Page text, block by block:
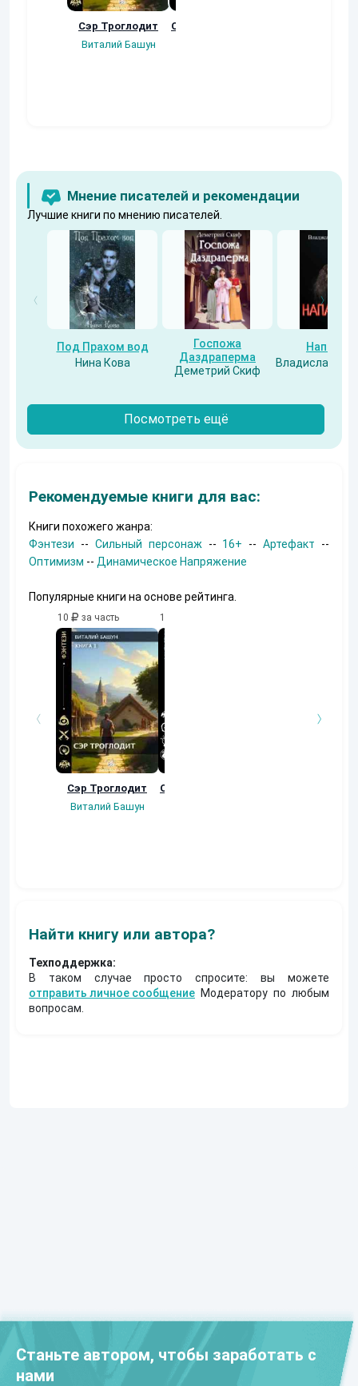
Сэр Троглодит
Виталий Башун
Осколки прошлого
Мнение писателей и рекомендации
Лучшие книги по мнению писателей.
Под Прахом вод
Нина Кова
Госпожа
Даздраперма
Деметрий Скиф
Напарник
Владислав
Посмотреть ещё
Рекомендуемые книги для вас:
Книги похожего жанра:
Фэнтези -- Сильный персонаж-- 16+ --Артефакт --
Оптимизм -- Динамическое Напряжение
Популярные книги на основе рейтинга.
10 за часть
Сэр Троглодит
Виталий Башун
10
Осколки прошлого
Найти книгу или автора?
Техподдержка:
В таком случае просто спросите: вы можете
отправить личное сообщение Модератору по любым
вопросам.
Станьте автором, чтобы заработать с
нами